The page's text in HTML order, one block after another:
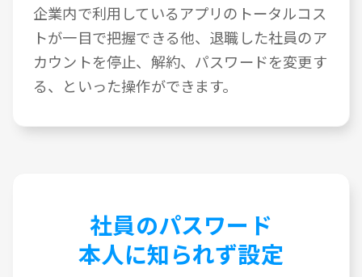
企業内で利用しているアプリのトータルコス
トが一目で把握できる他、退職した社員のア
カウントを停止、解約、パスワードを変更す
る、といった操作ができます。
社員のパスワード
本人に知られず設定